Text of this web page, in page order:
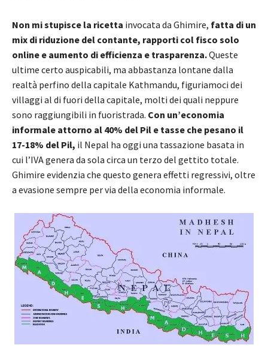
Non mi stupisce la ricetta invocata da Ghimire, fatta di un
mix di riduzione del contante, rapporti col fisco solo
online e aumento di efficienza e trasparenza.Queste
ultime certo auspicabili, ma abbastanza lontane dalla
realtà perfino della capitale Kathmandu, figuriamoci dei
villaggi al di fuori della capitale, molti dei quali neppure
sono raggiungibili in fuoristrada. Con un’economia
informale attorno al 40% del Pil e tasse che pesano il
17-18% del Pil, il Nepal ha oggi una tassazione basata in
cui l’IVA genera da sola circa un terzo del gettito totale.
Ghimire evidenzia che questo genera effetti regressivi, oltre
a evasione sempre per via della economia informale.